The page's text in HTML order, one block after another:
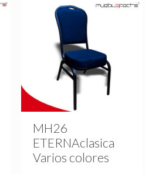
MH26
ETERNAclasica
Varios colores